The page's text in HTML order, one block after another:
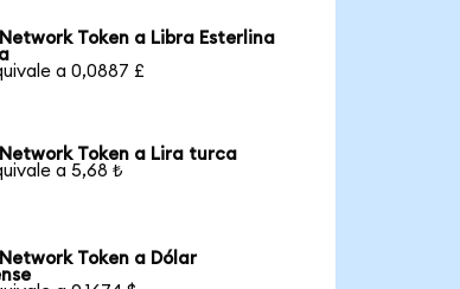
Token a Libra Esterlina
a 0,0887 £
Token a Lira turca
a 5,68 ₺
Token a Dólar